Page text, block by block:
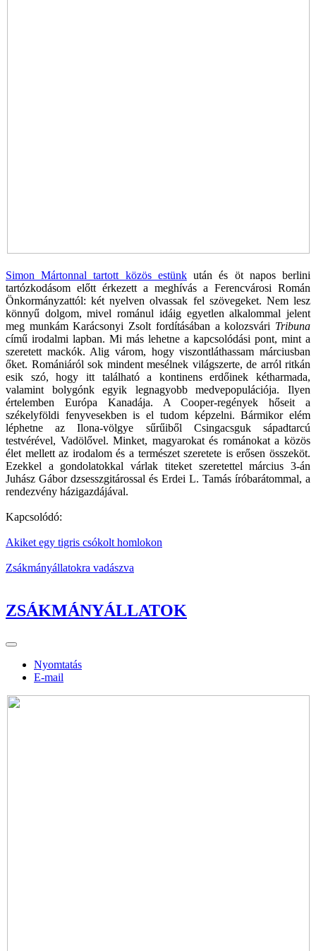
Simon Mártonnal tartott közös estünkután és öt napos berlini
tartózkodásom előtt érkezett a meghívás a Ferencvárosi Román
Önkormányzattól: két nyelven olvassak fel szövegeket. Nem lesz
könnyű dolgom, mivel románul idáig egyetlen alkalommal jelent
meg munkám Karácsonyi Zsolt fordításában a kolozsvári Tribuna
című irodalmi lapban. Mi más lehetne a kapcsolódási pont, mint a
szeretett mackók. Alig várom, hogy viszontláthassam márciusban
őket. Romániáról sok mindent mesélnek világszerte, de arról ritkán
esik szó, hogy itt található a kontinens erdőinek kétharmada,
valamint bolygónk egyik legnagyobb medvepopulációja. Ilyen
értelemben Európa Kanadája. A Cooper-regények hőseit a
székelyföldi fenyvesekben is el tudom képzelni. Bármikor elém
léphetne az Ilona-völgye sűrűiből Csingacsguk sápadtarcú
testvérével, Vadölővel. Minket, magyarokat és románokat a közös
élet mellett az irodalom és a természet szeretete is erősen összeköt.
Ezekkel a gondolatokkal várlak titeket szeretettel március 3-án
Juhász Gábor dzsesszgitárossal és Erdei L. Tamás íróbarátommal, a
rendezvény házigazdájával.
Kapcsolódó:
Akiket egy tigris csókolt homlokon
Zsákmányállatokra vadászva
ZSÁKMÁNYÁLLATOK
Nyomtatás
E-mail